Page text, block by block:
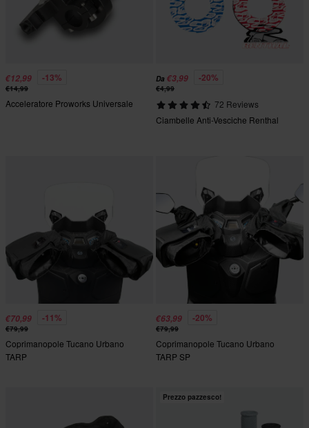
€12,99 -13%
€14,99
Acceleratore Proworks Universale
Da €3,99 -20%
€4,99
72 Reviews
Ciambelle Anti-Vesciche Renthal
€70,99 -11%
€79,99
Coprimanopole Tucano Urbano
TARP
€63,99 -20%
€79,99
Coprimanopole Tucano Urbano
TARP SP
Prezzo pazzesco!